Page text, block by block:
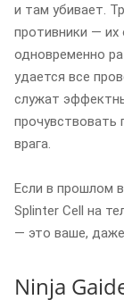
и там убивает.
противники —
одновременно
удается все
служат
прочувствовать
врага.
Если в прошлом
Splinter Cell на
— это ваше, даже
Ninja